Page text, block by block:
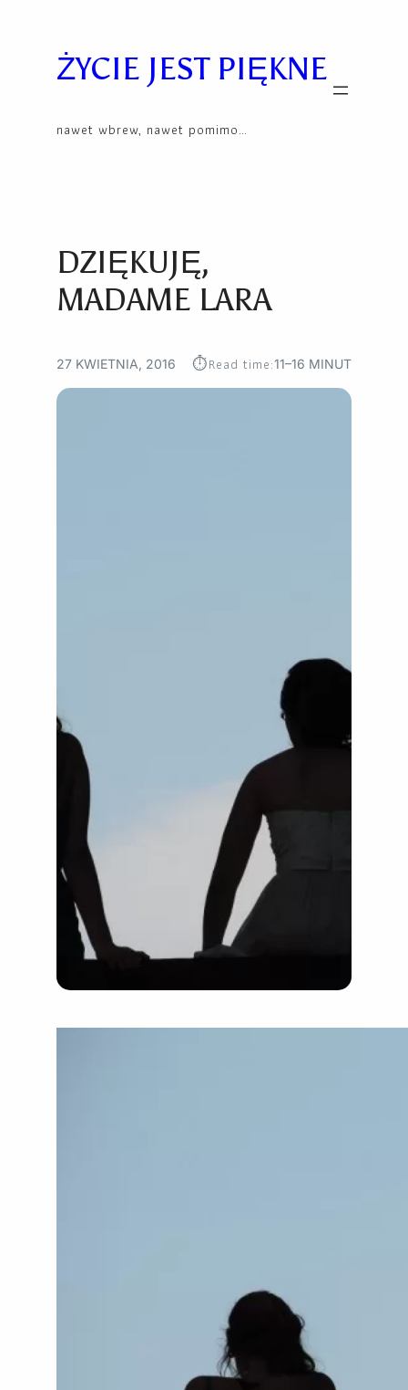
contentŻYCIE JEST PIĘKNE
nawet wbrew, nawet pomimo…
DZIĘKUJĘ,
MADAME LARA
27 KWIETNIA, 2016 ⏱︎Read time:11–16 MINUT